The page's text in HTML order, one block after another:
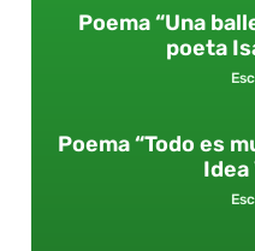
Poema “Una
poeta
Poema “Todo es
Idea